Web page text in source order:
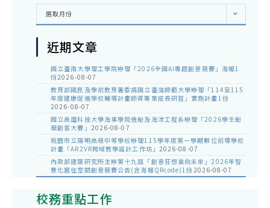
彙
選取月份
近期文章
國立臺南大學理工學院辦理「2026全國AI專題創意競賽」海報1
份2026-08-07
教育部國民及學前教育署委請國立臺灣師範大學辦理「114至115
年度健康促進學校輔導計畫師資專業成長研習」實施計畫1份
2026-08-07
國立高雄科技大學海事學院造船及海洋工程系辦理「2026學生船
模創客大賽」 2026-08-07
桃園市立陽明高級中等學校辦理115學年度第一學期數位前導學校
計畫「AR2VR跨域教學設計工作坊」 2026-08-07
內政部建築研究所主辦第十九屆「創意狂想巢向未來」2026年智
慧化居住空間創意競賽公告(含海報QRcode)1份2026-08-07
校務重點工作